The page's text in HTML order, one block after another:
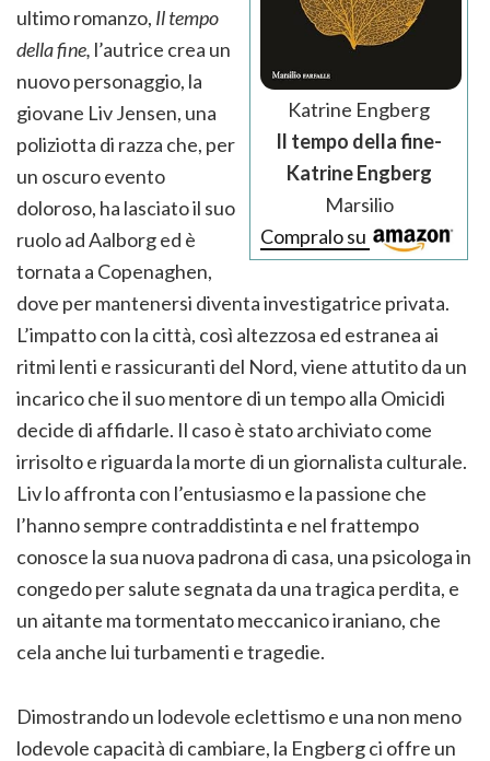
Katrine Engberg
Il tempo della fine-
Katrine Engberg
Marsilio
Compralo su
ultimo romanzo, Il tempo
della fine, l’autrice crea un
nuovo personaggio, la
giovane Liv Jensen, una
poliziotta di razza che, per
un oscuro evento
doloroso, ha lasciato il suo
ruolo ad Aalborg ed è
tornata a Copenaghen,
dove per mantenersi diventa investigatrice privata.
L’impatto con la città, così altezzosa ed estranea ai
ritmi lenti e rassicuranti del Nord, viene attutito da un
incarico che il suo mentore di un tempo alla Omicidi
decide di affidarle. Il caso è stato archiviato come
irrisolto e riguarda la morte di un giornalista culturale.
Liv lo affronta con l’entusiasmo e la passione che
l’hanno sempre contraddistinta e nel frattempo
conosce la sua nuova padrona di casa, una psicologa in
congedo per salute segnata da una tragica perdita, e
un aitante ma tormentato meccanico iraniano, che
cela anche lui turbamenti e tragedie.
Dimostrando un lodevole eclettismo e una non meno
lodevole capacità di cambiare, la Engberg ci offre un